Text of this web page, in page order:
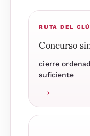
RUTA DEL
Concurso
cierre
suficiente
→